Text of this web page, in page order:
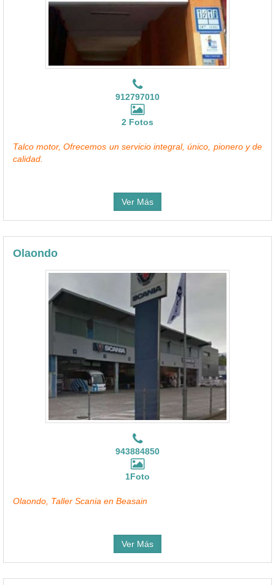
912797010
2 Fotos
Talco motor, Ofrecemos un servicio integral, único, pionero y de
calidad.
Ver Más
Olaondo
943884850
1Foto
Olaondo, Taller Scania en Beasain
Ver Más